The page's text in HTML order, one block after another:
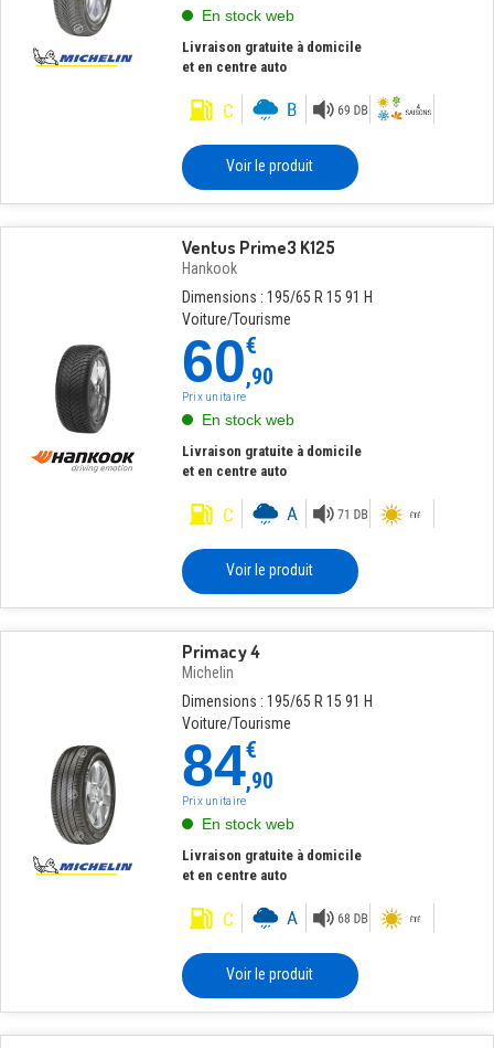
En stock web
Livraison gratuite à domicile
et en centre auto
Voir le produit
Ventus Prime3 K125
Hankook
Dimensions : 195/65 R 15 91 H
Voiture/Tourisme
60€
,90
Prix unitaire
En stock web
Livraison gratuite à domicile
et en centre auto
Voir le produit
Primacy 4
Michelin
Dimensions : 195/65 R 15 91 H
Voiture/Tourisme
84€
,90
Prix unitaire
En stock web
Livraison gratuite à domicile
et en centre auto
Voir le produit